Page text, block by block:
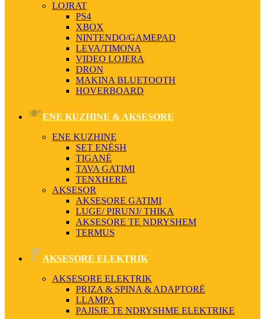
LOJRAT
PS4
XBOX
NINTENDO/GAMEPAD
LEVA/TIMONA
VIDEO LOJERA
DRON
MAKINA BLUETOOTH
HOVERBOARD
ENE KUZHINE & AKSESORE
ENE KUZHINE
SET ENËSH
TIGANË
TAVA GATIMI
TENXHERE
AKSESOR
AKSESORE GATIMI
LUGE/ PIRUNJ/ THIKA
AKSESORE TE NDRYSHEM
TERMUS
AKSESORE ELEKTRIK
AKSESORE ELEKTRIK
PRIZA & SPINA & ADAPTORË
LLAMPA
PAJISJE TE NDRYSHME ELEKTRIKE